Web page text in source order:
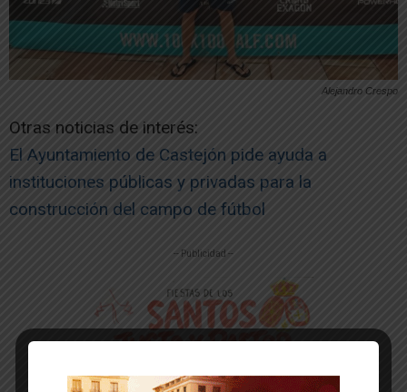
Alejandro Crespo
Otras noticias de interés:
El Ayuntamiento de Castejón pide ayuda a
instituciones públicas y privadas para la
construcción del campo de fútbol
-- Publicidad --